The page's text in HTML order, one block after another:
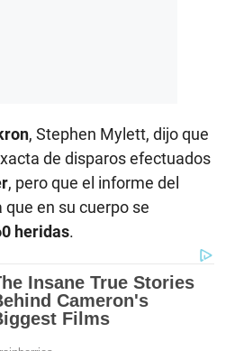
, Stephen Mylett, dijo que
de disparos efectuados
, pero que el informe del
en su cuerpo se
heridas.